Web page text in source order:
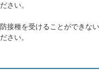
さい。
接種を受けることができない
さい。